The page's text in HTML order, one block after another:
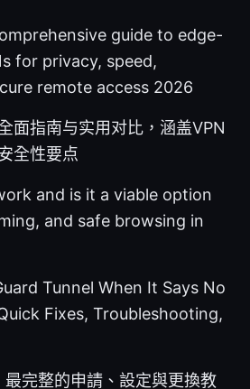
guide to edge-
for privacy, speed,
remote access 2026
面指南与实用对比，涵盖VPN
全性要点
and is it a viable option
and safe browsing in
Tunnel When It Says No
Fixes, Troubleshooting,
完整的申請、設定與更換教